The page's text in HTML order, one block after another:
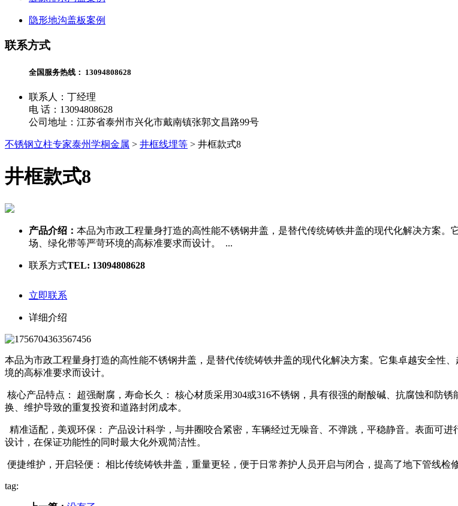
隐形地沟盖板案例
联系方式
全国服务热线： 13094808628
联系人：丁经理
电 话：13094808628
公司地址：江苏省泰州市兴化市戴南镇张郭文昌路99号
不锈钢立柱专家泰州学桐金属 > 井框线埋等 > 井框款式8
井框款式8
产品介绍： 本品为市政工程量身打造的高性能不锈钢井盖，是替代传统铸铁井盖的现代化解决方案
场、绿化带等严苛环境的高标准要求而设计。 ...
联系方式TEL: 13094808628
立即联系
详细介绍
本品为市政工程量身打造的高性能不锈钢井盖，是替代传统铸铁井盖的现代化解决方案。它集卓越安全性
境的高标准要求而设计。
核心产品特点： 超强耐腐，寿命长久： 核心材质采用304或316不锈钢，具有很强的耐酸碱、抗腐蚀和防
换、维护导致的重复投资和道路封闭成本。
精准适配，美观环保： 产品设计科学，与井圈咬合紧密，车辆经过无噪音、不弹跳，平稳静音。表面可
设计，在保证功能性的同时最大化外观简洁性。
便捷维护，开启轻便： 相比传统铸铁井盖，重量更轻，便于日常养护人员开启与闭合，提高了地下管线检
tag: